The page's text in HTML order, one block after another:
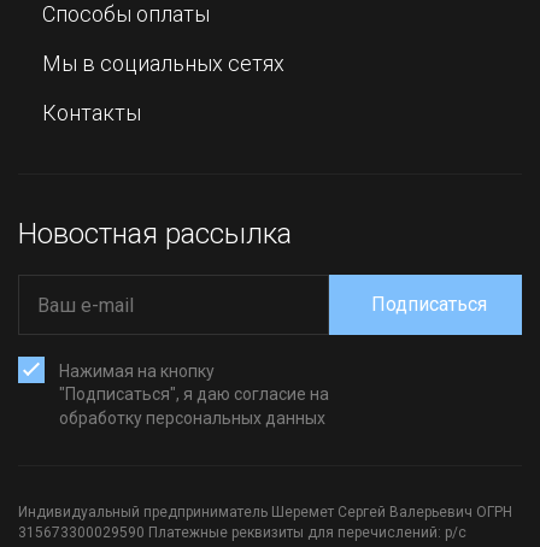
Способы оплаты
Мы в социальных сетях
Контакты
Новостная рассылка
Нажимая на кнопку
"Подписаться", я даю согласие на
обработку персональных данных
Подписаться
Индивидуальный предприниматель Шеремет Сергей Валерьевич ОГРН
315673300029590 Платежные реквизиты для перечислений: р/с